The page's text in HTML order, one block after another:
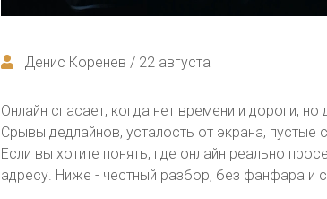
Денис Коренев / 22 августа
Онлайн спасает, когда нет времени и дороги,
Срывы дедлайнов, усталость от экрана, пустые
Если вы хотите понять, где онлайн реально
адресу. Ниже - честный разбор, без фанфара и